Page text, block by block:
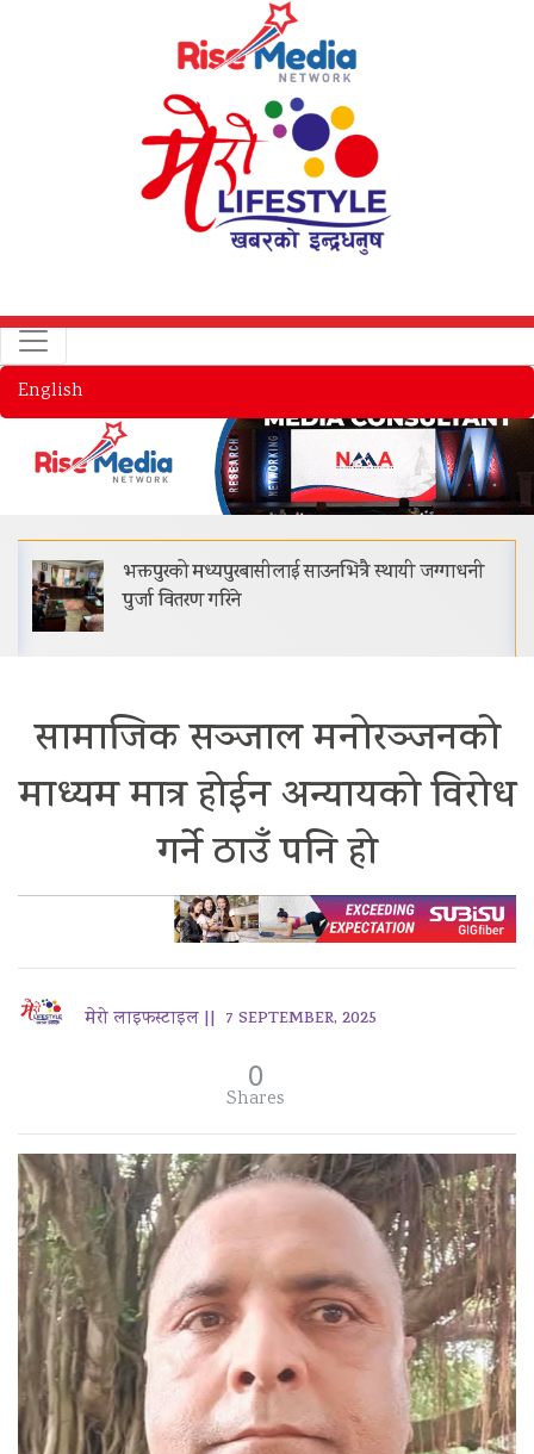
English
भक्तपुरको मध्यपुरबासीलाई साउनभित्रै स्थायी जग्गाधनी
पुर्जा वितरण गरिने
सामाजिक सञ्जाल मनोरञ्जनको
माध्यम मात्र होईन अन्यायको विरोध
गर्ने ठाउँ पनि हो
मेरो लाइफस्टाइल || 7 SEPTEMBER, 2025
0
Shares